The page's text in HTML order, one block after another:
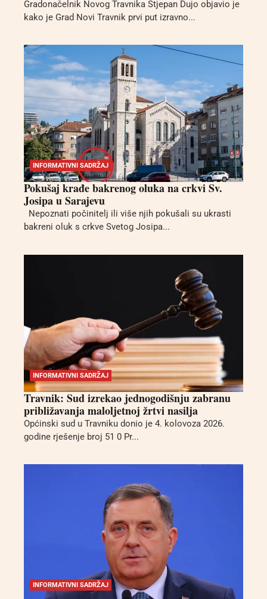
Gradonačelnik Novog Travnika Stjepan Dujo objavio je
kako je Grad Novi Travnik prvi put izravno...
INFORMATIVNI SADRŽAJ
Pokušaj krađe bakrenog oluka na crkvi Sv.
Josipa u Sarajevu
Nepoznati počinitelj ili više njih pokušali su ukrasti
bakreni oluk s crkve Svetog Josipa...
INFORMATIVNI SADRŽAJ
Travnik: Sud izrekao jednogodišnju zabranu
približavanja maloljetnoj žrtvi nasilja
Općinski sud u Travniku donio je 4. kolovoza 2026.
godine rješenje broj 51 0 Pr...
INFORMATIVNI SADRŽAJ